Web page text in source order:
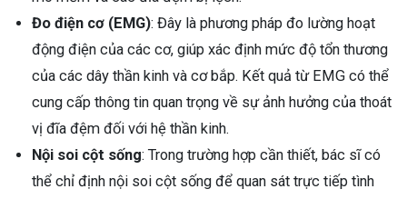
Đo điện cơ (EMG): Đây là phương pháp đo lường hoạt
động điện của các cơ, giúp xác định mức độ tổn thương
của các dây thần kinh và cơ bắp. Kết quả từ EMG có thể
cung cấp thông tin quan trọng về sự ảnh hưởng của thoát
vị đĩa đệm đối với hệ thần kinh.
Nội soi cột sống: Trong trường hợp cần thiết, bác sĩ có
thể chỉ định nội soi cột sống để quan sát trực tiếp tình